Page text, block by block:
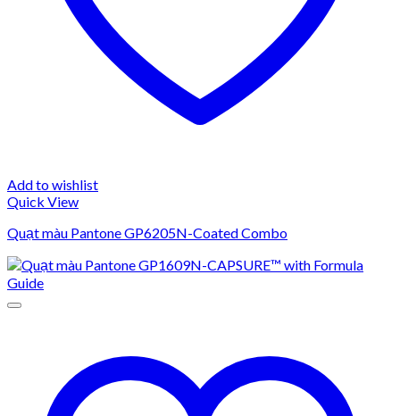
Add to wishlist
Quick View
Quạt màu Pantone GP6205N-Coated Combo